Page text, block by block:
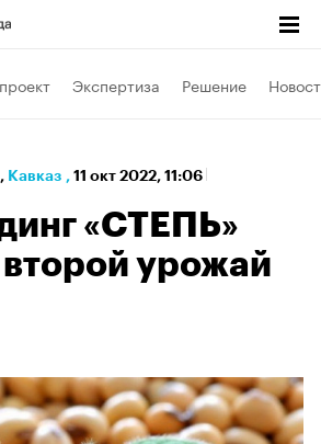
Экспертиза Решение
⁠, Кавказ , 11 окт 2022, 11:06
«СТЕПЬ»
урожай